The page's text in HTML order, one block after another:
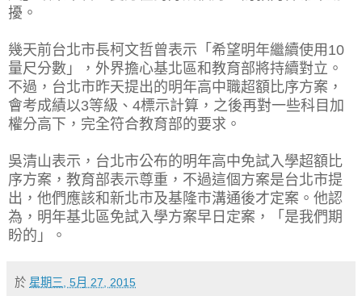
擾。
幾天前台北市長柯文哲曾表示「希望明年繼續使用10
量尺分數」，外界擔心基北區和教育部將持續對立。
不過，台北市昨天提出的明年高中職超額比序方案，
會考成績以3等級、4標示計算，之後再對一些科目加
權分高下，完全符合教育部的要求。
吳清山表示，台北市公布的明年高中免試入學超額比
序方案，教育部表示尊重，不過這個方案是台北市提
出，他們應該和新北市及基隆市溝通後才定案。他認
為，明年基北區免試入學方案早日定案，「是我們期
盼的」。
於 星期三, 5月 27, 2015